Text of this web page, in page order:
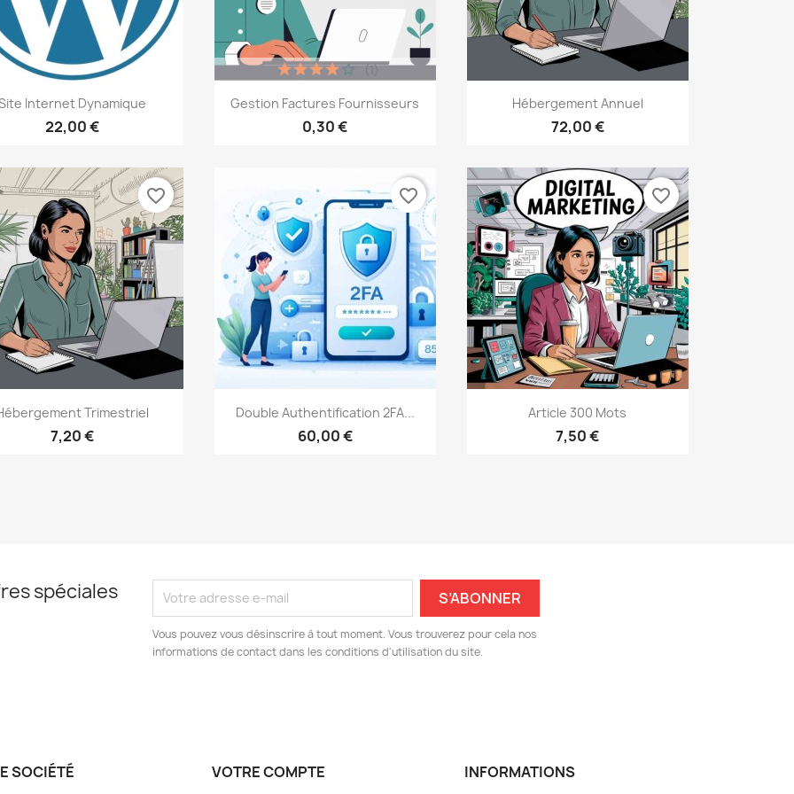
Aperçu rapide
Internet Dynamique
22,00 €
Aperçu rapide
Gestion Factures Fournisseurs
0,30 €
(1)
Aperçu rapide
Hébergement Annuel
72,00 €
Aperçu rapide
Trimestriel
7,20 €
favorite_border
Aperçu rapide
Double Authentification 2FA...
60,00 €
favorite_border
Aperçu rapide
Article 300 Mots
7,50 €
favorite_border
spéciales
Vous pouvez vous désinscrire à tout moment. Vous trouverez pour cela nos
informations de contact dans les conditions d'utilisation du site.
SOCIÉTÉ VOTRE COMPTE INFORMATIONS